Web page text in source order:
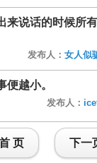
来说话的时候所
发布人： 女人似
便越小。
发布人：
页 下一